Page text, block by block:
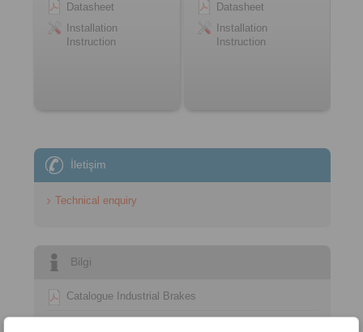
Datasheet
Installation
Instruction
Datasheet
Installation
Instruction
İletişim
Technical enquiry
Bilgi
Catalogue Industrial Brakes